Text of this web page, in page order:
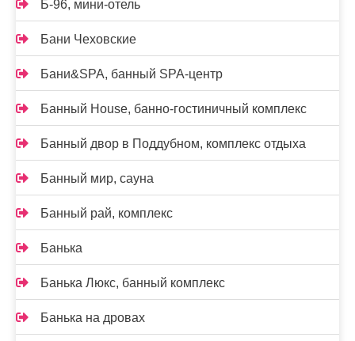
Б-96, мини-отель
Бани Чеховские
Бани&SPA, банный SPA-центр
Банный House, банно-гостиничный комплекс
Банный двор в Поддубном, комплекс отдыха
Банный мир, сауна
Банный рай, комплекс
Банька
Банька Люкс, банный комплекс
Банька на дровах